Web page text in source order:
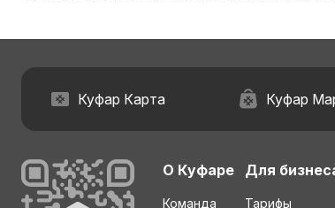
Куфар Карта Куфар
О Куфаре
Команда
Для
Тарифы